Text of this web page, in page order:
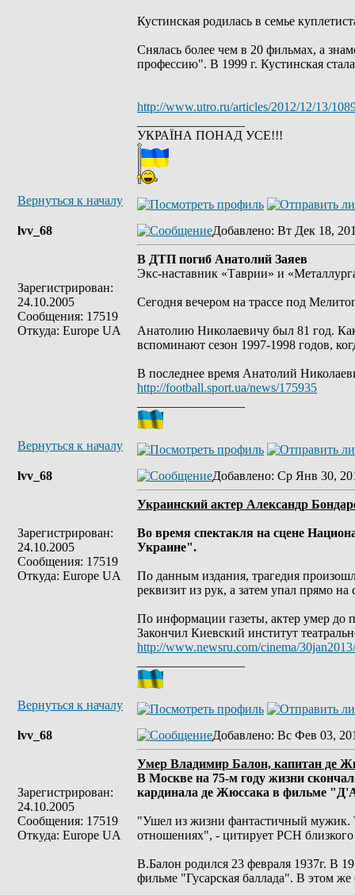
Кустинская родилась в семье
Снялась более чем в 20 фильмах, а
профессию". В 1999 г. Кустинская
http://www.utro.ru/articles/2012/12/13/
УКРАЇНА ПОНАД УСЕ!!!
Вернуться к началу
lvv_68
Зарегистрирован:
24.10.2005
Сообщения: 17519
Откуда: Europe UA
Добавлено: Вт Дек 18,
В ДТП погиб Анатолий Заяев
Экс-наставник «Таврии» и
Сегодня вечером на трассе под
Анатолию Николаевичу был 81 год.
вспоминают сезон 1997-1998 годов,
В последнее время Анатолий
http://football.sport.ua/news/175935
Вернуться к началу
lvv_68
Зарегистрирован:
24.10.2005
Сообщения: 17519
Откуда: Europe UA
Добавлено: Ср Янв 30,
Украинский актер Александр
Во время спектакля на сцене
Украине".
По данным издания, трагедия
реквизит из рук, а затем упал прямо
По информации газеты, актер умер до
Закончил Киевский институт
http://www.newsru.com/cinema/
Вернуться к началу
lvv_68
Зарегистрирован:
24.10.2005
Сообщения: 17519
Откуда: Europe UA
Добавлено: Вс Фев 03,
Умер Владимир Балон, капитан де
В Москве на 75-м году жизни
кардинала де Жюссака в фильме
"Ушел из жизни фантастичный мужик.
отношениях", - цитирует РСН
В.Балон родился 23 февраля 1937г. В
фильме "Гусарская баллада". В этом